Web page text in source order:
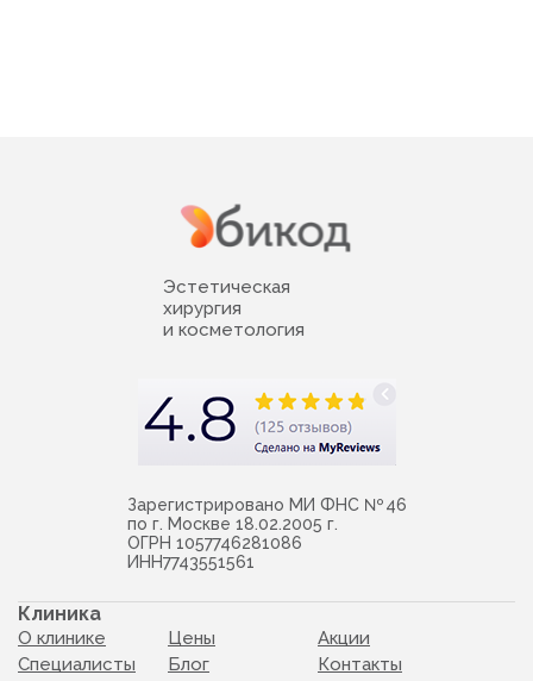
Эстетическая
хирургия
и косметология
Зарегистрировано МИ ФНС № 46
по г. Москве 18.02.2005 г.
ОГРН 1057746281086
ИНН7743551561
Клиника
О клинике Цены
Акции
Специалисты
Блог Контакты